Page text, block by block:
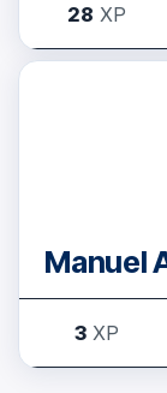
28 XP
Manuel
3 XP